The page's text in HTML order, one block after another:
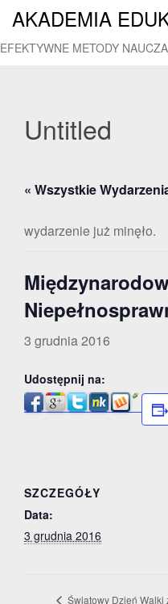
AKADEMIA
EFEKTYWNE METODY
Untitled
« Wszystkie
wydarzenie już minęło.
3 grudnia 2016
Udostępnij na:
SZCZEGÓŁY
Data:
3 grudnia 2016
Światowy Dzień Walki